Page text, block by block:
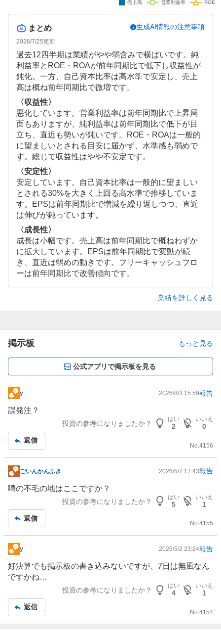
まとめ
2026/7/25更新
生成AI情報の注意事項
過去12四半期は業績がやや弱含みで横ばいです。純
利益率とROE・ROAが前年同期比で低下し収益性が
鈍化。一方、自己資本比率は高水準で安定し、売上
高は概ね前年同期比で微増です。
〈収益性〉
悪化しています。営業利益率は前年同期比で上昇局
面もありますが、純利益率は前年同期比で低下が目
立ち、直近も勢いが鈍いです。ROE・ROAは一般的
に望ましいとされる目安に届かず、水準感も弱めで
す。総じて収益性はやや不安定です。
〈安定性〉
安定しています。自己資本比率は一般的に望ましい
とされる30%を大きく上回る高水準で推移していま
す。EPSは前年同期比で増減を繰り返しつつ、直近
は伸びが鈍っています。
〈成長性〉
成長は小幅です。売上高は前年同期比で概ねわずか
に拡大しています。EPSは前年同期比で変動が続
き、直近は弱めの動きです。フリーキャッシュフロ
ーは前年同期比で改善傾向です。
業績を詳しく見る
掲示板 もっと見る
公式アプリで掲示板を見る
掲
示
記
事
y 2026/8/3 15:59報告
誤発注？
投資の参考になりましたか？
はい
2
いいえ
0
返信
No. 4156
掲
示
記
事
ごいんかんふき 2026/5/7 17:43報告
噂の不毛の地はここですか？
投資の参考になりましたか？
はい
5
いいえ
1
返信
No.4155
掲
示
板
事
y 2026/5/2 23:24報告
好決算でも掲示板の書き込みないですが、7日は無風なん
ですかね…
投資の参考になりましたか？
はい
4
いいえ
1
返信
No. 4154